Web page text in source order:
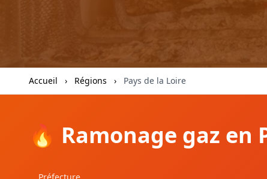
Accueil › Régions › Pays de la Loire
🔥 Ramonage gaz en